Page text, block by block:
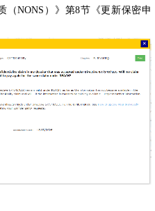
（NONS）》第8节《更新保密申